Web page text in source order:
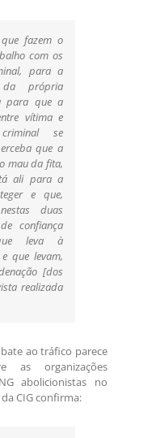
fazem o
com os
para a
da própria
para que a
vítima e
se
que a
mau da fita,
ali para a
e que,
duas
confiança
leva à
que levam,
[dos
realizada
ao tráfico parece
as organizações
abolicionistas no
CIG confirma: